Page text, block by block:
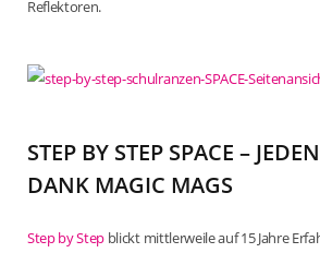
Reflektoren.
STEP BY STEP SPACE –
DANK MAGIC MAGS
Step by Step blickt mittlerweile auf 15 Jahre